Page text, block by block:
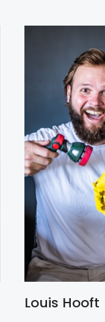
Louis Hooft